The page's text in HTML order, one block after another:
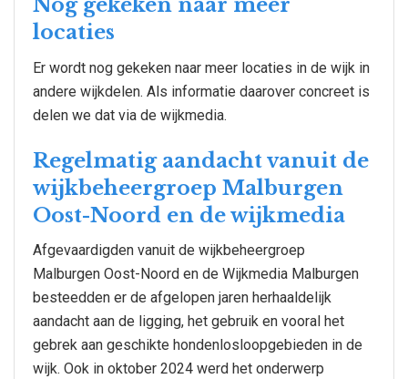
Nog gekeken naar meer
locaties
Er wordt nog gekeken naar meer locaties in de wijk in
andere wijkdelen. Als informatie daarover concreet is
delen we dat via de wijkmedia.
Regelmatig aandacht vanuit de
wijkbeheergroep Malburgen
Oost-Noord en de wijkmedia
Afgevaardigden vanuit de wijkbeheergroep
Malburgen Oost-Noord en de Wijkmedia Malburgen
besteedden er de afgelopen jaren herhaaldelijk
aandacht aan de ligging, het gebruik en vooral het
gebrek aan geschikte hondenlosloopgebieden in de
wijk. Ook in oktober 2024 werd het onderwerp